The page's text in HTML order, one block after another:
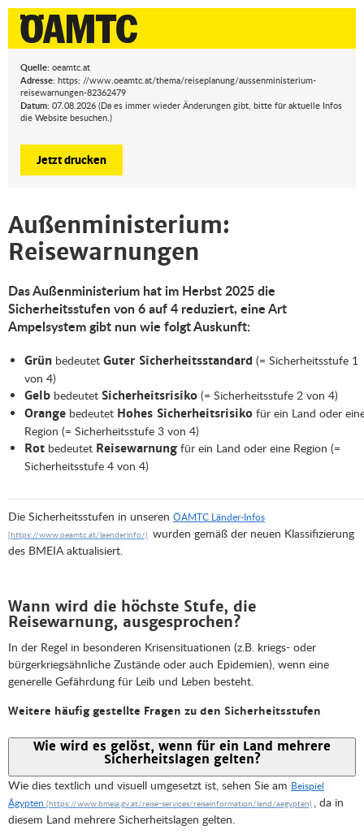
Quelle: oeamtc.at
Adresse: https: //www.oeamtc.at/thema/reiseplanung/aussenministerium-
reisewarnungen-82362479
Datum: 07.08.2026 (Da es immer wieder Änderungen gibt, bitte für aktuelle Infos
die Website besuchen.)
Jetzt drucken
Außenministerium:
Reisewarnungen
Das Außenministerium hat im Herbst 2025 die
Sicherheitsstufen von 6 auf 4 reduziert, eine Art
Ampelsystem gibt nun wie folgt Auskunft:
Grün bedeutet Guter Sicherheitsstandard (= Sicherheitsstufe 1
von 4)
Gelb bedeutet Sicherheitsrisiko (= Sicherheitsstufe 2 von 4)
Orange bedeutet Hohes Sicherheitsrisiko für ein Land oder
Region (= Sicherheitsstufe 3 von 4)
Rot bedeutet Reisewarnung für ein Land oder eine Region (=
Sicherheitsstufe 4 von 4)
Die Sicherheitsstufen in unseren ÖAMTC Länder-Infos
wurden gemäß der neuen Klassifizierung
des BMEIA aktualisiert.
Wann wird die höchste Stufe, die
Reisewarnung, ausgesprochen?
In der Regel in besonderen Krisensituationen (z.B. kriegs- oder
bürgerkriegsähnliche Zustände oder auch Epidemien), wenn eine
generelle Gefährdung für Leib und Leben besteht.
Weitere häufig gestellte Fragen zu den Sicherheitsstufen
Wie wird es gelöst, wenn für ein Land mehrere
Sicherheitslagen gelten?
Wie dies textlich und visuell umgesetzt ist, sehen Sie am Beispiel
Ägypten
, da in
diesem Land mehrere Sicherheitslagen gelten.